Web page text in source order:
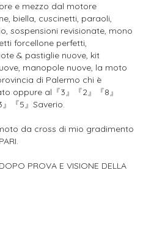
e mezzo dal motore
biella, cuscinetti, paraoli,
sospensioni revisionate, mono
forcellone perfetti,
& pastiglie nuove, kit
manopole nuove, la moto
di Palermo chi è
oppure al『3』『2』『8』
』『5』Saverio.
da cross di mio gradimento
PROVA E VISIONE DELLA